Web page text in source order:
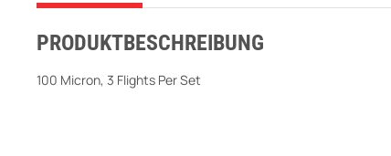
PRODUKTBESCHREIBUNG
100 Micron, 3 Flights Per Set